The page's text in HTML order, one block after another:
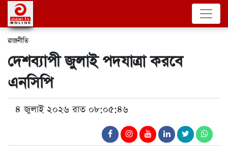
রাজনীতি
দেশব্যাপী জুলাই পদযাত্রা করবে
এনসিপি
৪ জুলাই ২০২৬ রাত ০৮:০৫:৪৬